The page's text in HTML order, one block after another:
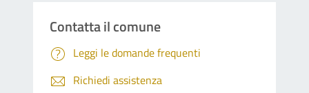
Contatta il comune
Leggi le domande frequenti
Richiedi assistenza